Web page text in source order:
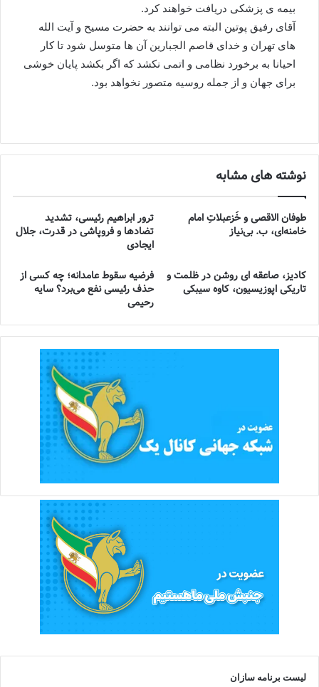
بیمه ی پزشکی دریافت خواهند کرد.
آقای رفیق پوتین البته می توانند به حضرت مسیح و آیت الله
های تهران و خدای قاصم الجبارین آن ها متوسل شود تا کار
احیانا به برخورد نظامی و اتمی نکشد که اگر بکشد پایان خوشی
برای جهان و از جمله روسیه متصور نخواهد بود.
نوشته های مشابه
طوفان الاقصی و خُزعبلاتِ امام
خامنه‌ای، ب. بی‌نیاز
ترور ابراهیم رئیسی، تشدید
تضادها و فروپاشی در قدرت، جلال
ایجادی
کادیز، صاعقه ای روشن در ظلمت و
تاریکی اپوزیسیون، کاوه سیبکی
فرضیه سقوط عامدانه؛ چه کسی از
حذف رئیسی نفع می‌برد؟ سایه
رحیمی
لیست برنامه سازان